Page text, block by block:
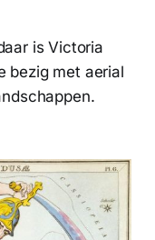
is Victoria
bezig met aerial